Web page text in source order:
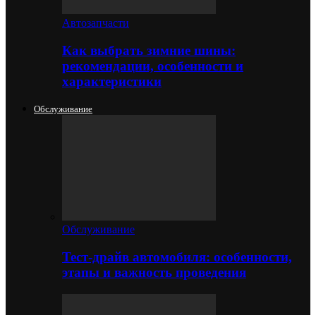
Автозапчасти
Как выбрать зимние шины:
рекомендации, особенности и
характеристики
Обслуживание
Обслуживание
Тест-драйв автомобиля: особенности,
этапы и важность проведения